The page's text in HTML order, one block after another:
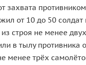
захвата
от 10 до 50
строя не менее
в тылу противника
менее трёх